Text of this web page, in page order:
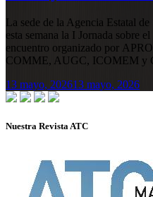
La sede de la Agencia Estatal
esta semana la I Jornada sobre
encuentro organizado por
COMME, AUGC, ICOMEM y
13 mayo, 202613 mayo, 2026
Nuestra Revista ATC